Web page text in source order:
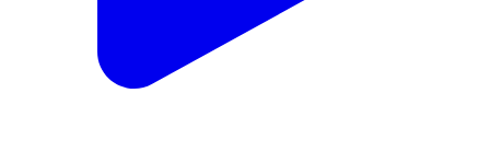
बस्ती: सांसद पप्पू यादव की सदस्यता समाप्त करने की मांग को